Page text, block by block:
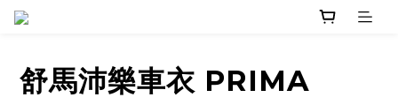
舒馬沛樂車衣 PRIMA